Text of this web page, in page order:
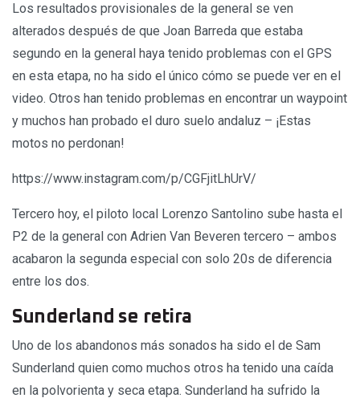
Los resultados provisionales de la general se ven
alterados después de que Joan Barreda que estaba
segundo en la general haya tenido problemas con el GPS
en esta etapa, no ha sido el único cómo se puede ver en el
video. Otros han tenido problemas en encontrar un waypoint
y muchos han probado el duro suelo andaluz – ¡Estas
motos no perdonan!
https://www.instagram.com/p/CGFjitLhUrV/
Tercero hoy, el piloto local Lorenzo Santolino sube hasta el
P2 de la general con Adrien Van Beveren tercero – ambos
acabaron la segunda especial con solo 20s de diferencia
entre los dos.
Sunderland se retira
Uno de los abandonos más sonados ha sido el de Sam
Sunderland quien como muchos otros ha tenido una caída
en la polvorienta y seca etapa. Sunderland ha sufrido la